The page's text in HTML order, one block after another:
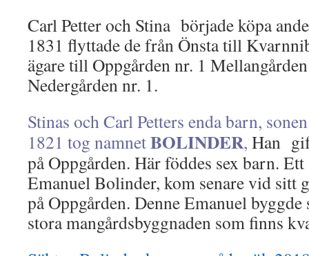
Carl Petter och Stina började köpa
1831 flyttade de från Önsta till
ägare till Oppgården nr. 1
Nedergården nr. 1.
Stinas och Carl Petters enda barn,
1821 tog namnetBOLINDER, Han
på Oppgården. Här föddes sex barn.
Emanuel Bolinder, kom senare vid sitt
på Oppgården. Denne Emanuel byggde
stora mangårdsbyggnaden som finns